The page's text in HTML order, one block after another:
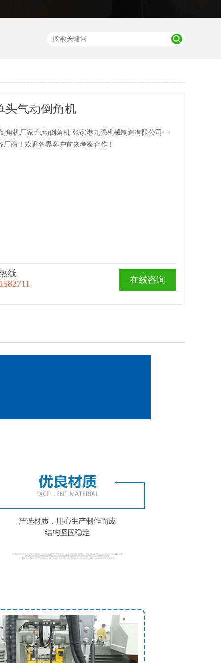
头气动倒角机
角机厂家\气动倒角机-张家港九强机械制造有限公司一
厂商！欢迎各界客户前来考察合作！
在线咨询
线